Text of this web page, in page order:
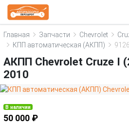
Главная Запчасти Chevrolet
КПП автоматическая (АКПП)
АКПП Chevrolet Cruze I
2010
В наличии
50 000 ₽